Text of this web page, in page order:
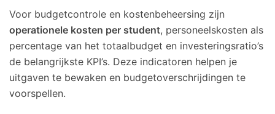
Voor budgetcontrole en kostenbeheersing zijn
operationele kosten per student, personeelskosten als
percentage van het totaalbudget en investeringsratio’s
de belangrijkste KPI’s. Deze indicatoren helpen je
uitgaven te bewaken en budgetoverschrijdingen te
voorspellen.